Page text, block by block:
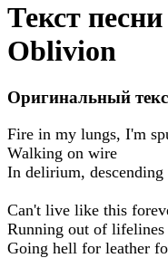
Текст
Oblivion
Оригинальный
Fire in my lungs, I'm
Walking on wire
In delirium,
Can't live like this
Running out of lifelines
Going hell for leather